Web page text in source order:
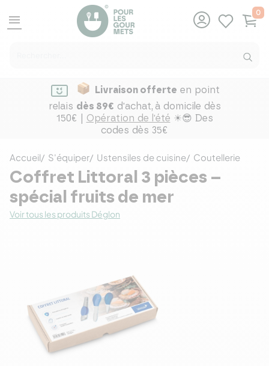
menu
0
Livraison offerte en point
relais dès 89€ d'achat, à domicile dès
150€ | Opération de l'été ☀😎 Des
codes dès 35€
Accueil S'équiper Ustensiles de cuisine Coutellerie
Coffret Littoral 3 pièces –
spécial fruits de mer
Voir tous les produits Déglon